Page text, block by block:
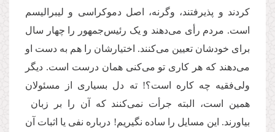
کردند و پذیرفتند، وگرنه، اصل دموکراسی و لیبرالیسم
است. مردم رأی می‌دهند و یک رئیس‌جمهور را چهار سال
برای خودشان تعیین می‌کنند. اختیارشان را هم به دست او
می‌دهند که هر کاری تو می‌کنی همان درست است. دیگر
ولی‌فقیه چه کاره است؟! ته دل بسیاری از مسئولان
همین است، البته جرأت نمی‌کنند که آن را بر زبان
بیاورند. این‌ مسایل را ساده نگیریم! درباره نفی یا اثبات آن